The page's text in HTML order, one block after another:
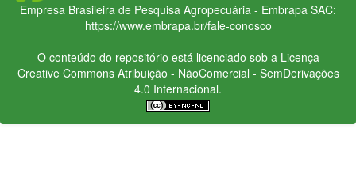
Empresa Brasileira de Pesquisa Agropecuária - Embrapa SAC:
https://www.embrapa.br/fale-conosco
O conteúdo do repositório está licenciado sob a Licença
Creative CommonsAtribuição - NãoComercial - SemDerivações
4.0 Internacional.